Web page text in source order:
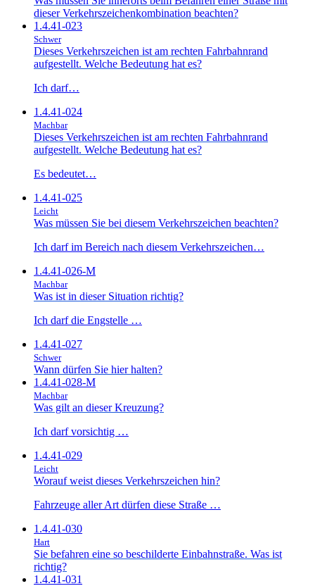
dieser Verkehrszeichenkombination beachten?
1.4.41-023
Schwer
Dieses Verkehrszeichen ist am rechten Fahrbahnrand
aufgestellt. Welche Bedeutung hat es?
Ich darf…
1.4.41-024
Machbar
Dieses Verkehrszeichen ist am rechten Fahrbahnrand
aufgestellt. Welche Bedeutung hat es?
Es bedeutet…
1.4.41-025
Leicht
Was müssen Sie bei diesem Verkehrszeichen beachten?
Ich darf im Bereich nach diesem Verkehrszeichen…
1.4.41-026-M
Machbar
Was ist in dieser Situation richtig?
Ich darf die Engstelle …
1.4.41-027
Schwer
Wann dürfen Sie hier halten?
1.4.41-028-M
Machbar
Was gilt an dieser Kreuzung?
Ich darf vorsichtig …
1.4.41-029
Leicht
Worauf weist dieses Verkehrszeichen hin?
Fahrzeuge aller Art dürfen diese Straße …
1.4.41-030
Hart
Sie befahren eine so beschilderte Einbahnstraße. Was ist
richtig?
1.4.41-031